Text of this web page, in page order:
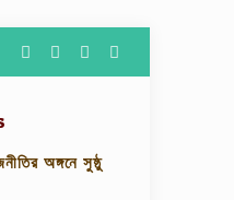
অঙ্গনে সুষ্ঠু